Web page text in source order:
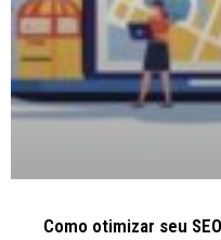
Como otimizar seu